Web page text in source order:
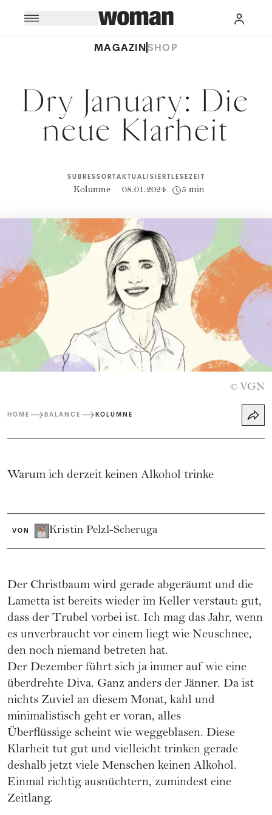
MAGAZINSHOP
Dry January: Die
neue Klarheit
SUBRESSORT
Kolumne
AKTUALISIERT
08.01.2024
LESEZEIT
5 min
© VGN
HOME BALANCE KOLUMNE
Warum ich derzeit keinen Alkohol trinke
VON Kristin Pelzl-Scheruga
Der Christbaum wird gerade abgeräumt und die
Lametta ist bereits wieder im Keller verstaut: gut,
dass der Trubel vorbei ist. Ich mag das Jahr, wenn
es unverbraucht vor einem liegt wie Neuschnee,
den noch niemand betreten hat.
Der Dezember führt sich ja immer auf wie eine
überdrehte Diva. Ganz anders der Jänner. Da ist
nichts Zuviel an diesem Monat, kahl und
minimalistisch geht er voran, alles
Überflüssige scheint wie weggeblasen. Diese
Klarheit tut gut und vielleicht trinken gerade
deshalb jetzt viele Menschen keinen Alkohol.
Einmal richtig ausnüchtern, zumindest eine
Zeitlang.